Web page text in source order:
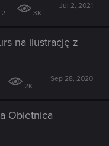
2 3K
Jul 2, 2021
na ilustrację z
2K
Sep 28, 2020
Obietnica